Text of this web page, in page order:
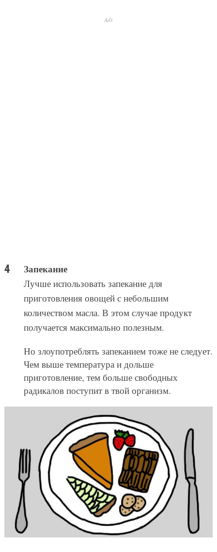
Ads
Запекание
Лучше использовать запекание для
приготовления овощей с небольшим
количеством масла. В этом случае продукт
получается максимально полезным.
Но злоупотреблять запеканием тоже не следует.
Чем выше температура и дольше
приготовление, тем больше свободных
радикалов поступит в твой организм.